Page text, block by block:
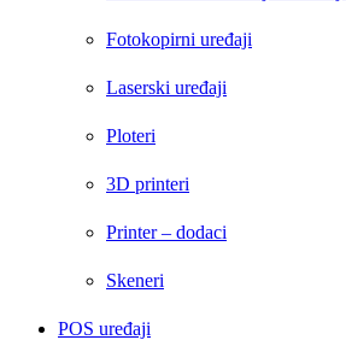
Fotokopirni uređaji
Laserski uređaji
Ploteri
3D printeri
Printer – dodaci
Skeneri
POS uređaji